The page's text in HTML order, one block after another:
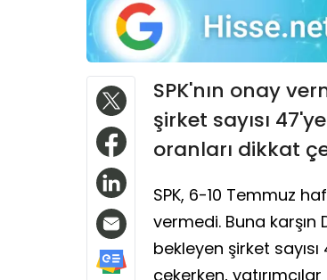
SPK'nın onay
şirket sayısı
oranları dikkat
SPK, 6-10 Temmuz
vermedi. Buna karşın
bekleyen şirket
çekerken,